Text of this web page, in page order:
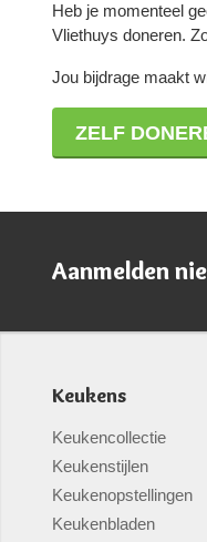
Heb je momenteel
Vliethuys doneren.
Jou bijdrage maakt
ZELF
Aanmelden
Keukens
Keukencollectie
Keukenstijlen
Keukenopstellingen
Keukenbladen